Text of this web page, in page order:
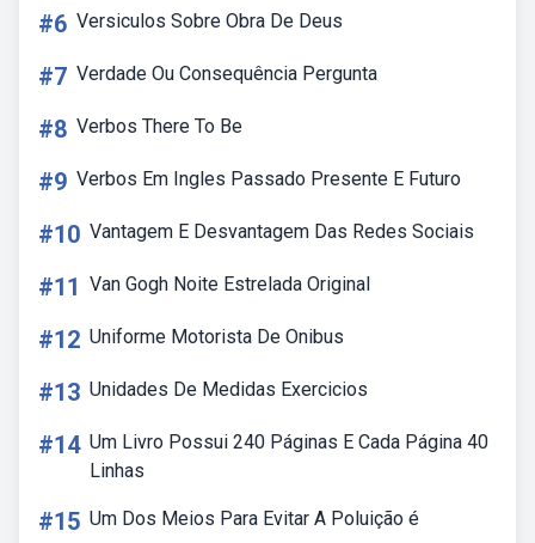
#6 Versiculos Sobre Obra De Deus
#7 Verdade Ou Consequência Pergunta
#8 Verbos There To Be
#9 Verbos Em Ingles Passado Presente E Futuro
#10 Vantagem E Desvantagem Das Redes Sociais
#11 Van Gogh Noite Estrelada Original
#12 Uniforme Motorista De Onibus
#13 Unidades De Medidas Exercicios
#14 Um Livro Possui 240 Páginas E Cada Página 40
Linhas
#15 Um Dos Meios Para Evitar A Poluição é